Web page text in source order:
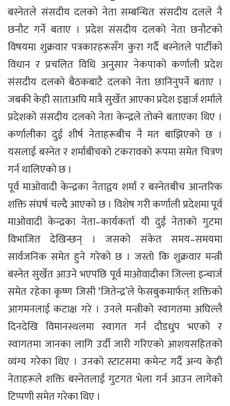
बस्नेतले संसदीय दलको नेता सम्बन्धित संसदीय दलले नै
छनौट गर्ने बताए । प्रदेश संसदीय दलको नेता छनौटको
विषयमा शुक्रवार पत्रकारहरूसँग कुरा गर्दै बस्नेतले पार्टीको
विधान र प्रचलित विधि अनुसार नेकपाको कर्णाली प्रदेश
संसदीय दलको बैठकबाटै दलको नेता छानिनुपर्ने बताए ।
जबकी केही साताअघि मात्रै सुर्खेत आएका प्रदेश इञ्चार्ज शर्माले
प्रदेशको संसदीय दलको नेता केन्द्रले तोक्ने बताएका थिए ।
कर्णालीका दुई शीर्ष नेताहरूबीच नै मत बाझिएको छ ।
यसलाई बस्नेत र शर्माबीचको टकरावको रूपमा समेत चित्रण
गर्न थालिएको छ ।
पूर्व माओवादी केन्द्रका नेताद्वय शर्मा र बस्नेतबीच आन्तरिक
शक्ति संघर्ष चल्दै आएको छ । विशेष गरी कर्णाली प्रदेशमा पूर्व
माओवादी केन्द्रका नेता–कार्यकर्ता यी दुई नेताको गुटमा
विभाजित देखिन्छन् । जसको संकेत समय–समयमा
सार्वजनिक समेत हुने गरेको छ । जस्तो कि शुक्रवार मन्त्री
बस्नेत सुर्खेत आउने भएपछि पूर्व माओवादीका जिल्ला इन्चार्ज
समेत रहेका कृष्ण जिसी ‘जितेन्द्र’ले फेसबुकमार्फत् शक्तिको
आगमनलाई कटाक्ष गरे । उनले मन्त्रीको स्वागतमा अघिल्लै
दिनदेखि विमानस्थलमा स्वागत गर्न दौडधुप भएको र
स्वागतमा जानका लागि उर्दी जारी गरिएको आशयसहितको
व्यंग्य गरेका थिए । उनको स्टाटसमा कमेन्ट गर्दै अन्य केही
नेताहरूले शक्ति बस्नेतलाई गुटगत भेला गर्न आउन लागेको
टिप्पणी समेत गरेका थिए ।